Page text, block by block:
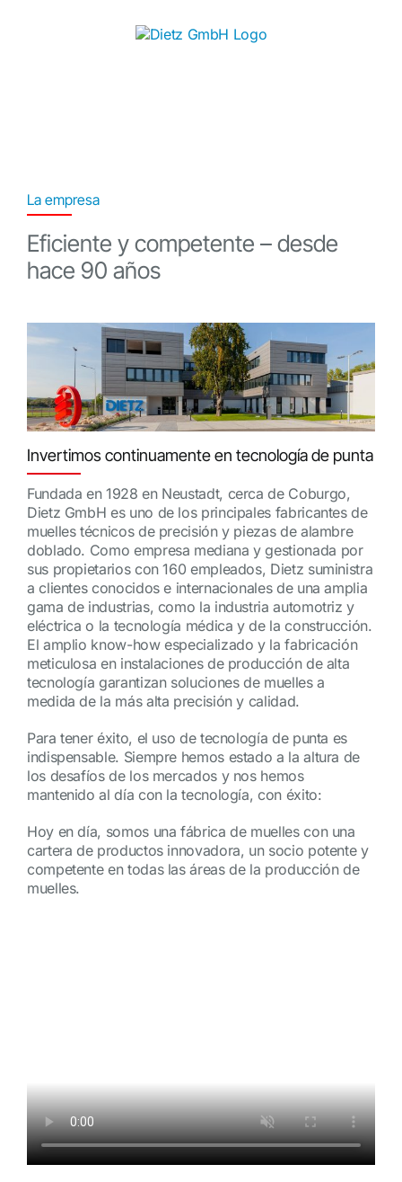
La empresa
Eficiente y competente – desde
hace 90 años
Invertimos continuamente en tecnología de punta
Fundada en 1928 en Neustadt, cerca de Coburgo,
Dietz GmbH es uno de los principales fabricantes de
muelles técnicos de precisión y piezas de alambre
doblado. Como empresa mediana y gestionada por
sus propietarios con 160 empleados, Dietz suministra
a clientes conocidos e internacionales de una amplia
gama de industrias, como la industria automotriz y
eléctrica o la tecnología médica y de la construcción.
El amplio know-how especializado y la fabricación
meticulosa en instalaciones de producción de alta
tecnología garantizan soluciones de muelles a
medida de la más alta precisión y calidad.
Para tener éxito, el uso de tecnología de punta es
indispensable. Siempre hemos estado a la altura de
los desafíos de los mercados y nos hemos
mantenido al día con la tecnología, con éxito:
Hoy en día, somos una fábrica de muelles con una
cartera de productos innovadora, un socio potente y
competente en todas las áreas de la producción de
muelles.